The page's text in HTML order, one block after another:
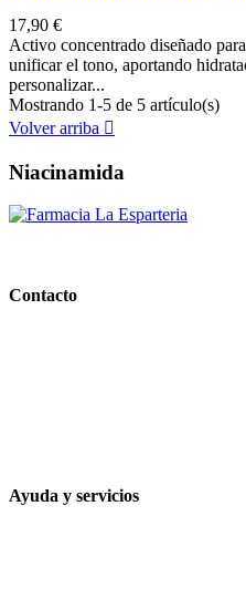
17,90 €
Activo concentrado diseñado
unificar el tono, aportando
personalizar...
Mostrando 1-5 de 5 artículo(s)
Volver arriba 
Niacinamida
Contacto
Ayuda y servicios